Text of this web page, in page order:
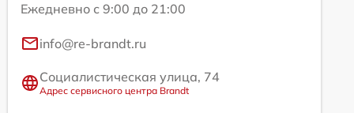
Ежедневно с 9:00 до 21:00
info@re-brandt.ru
Социалистическая улица, 74
Адрес сервисного центра Brandt